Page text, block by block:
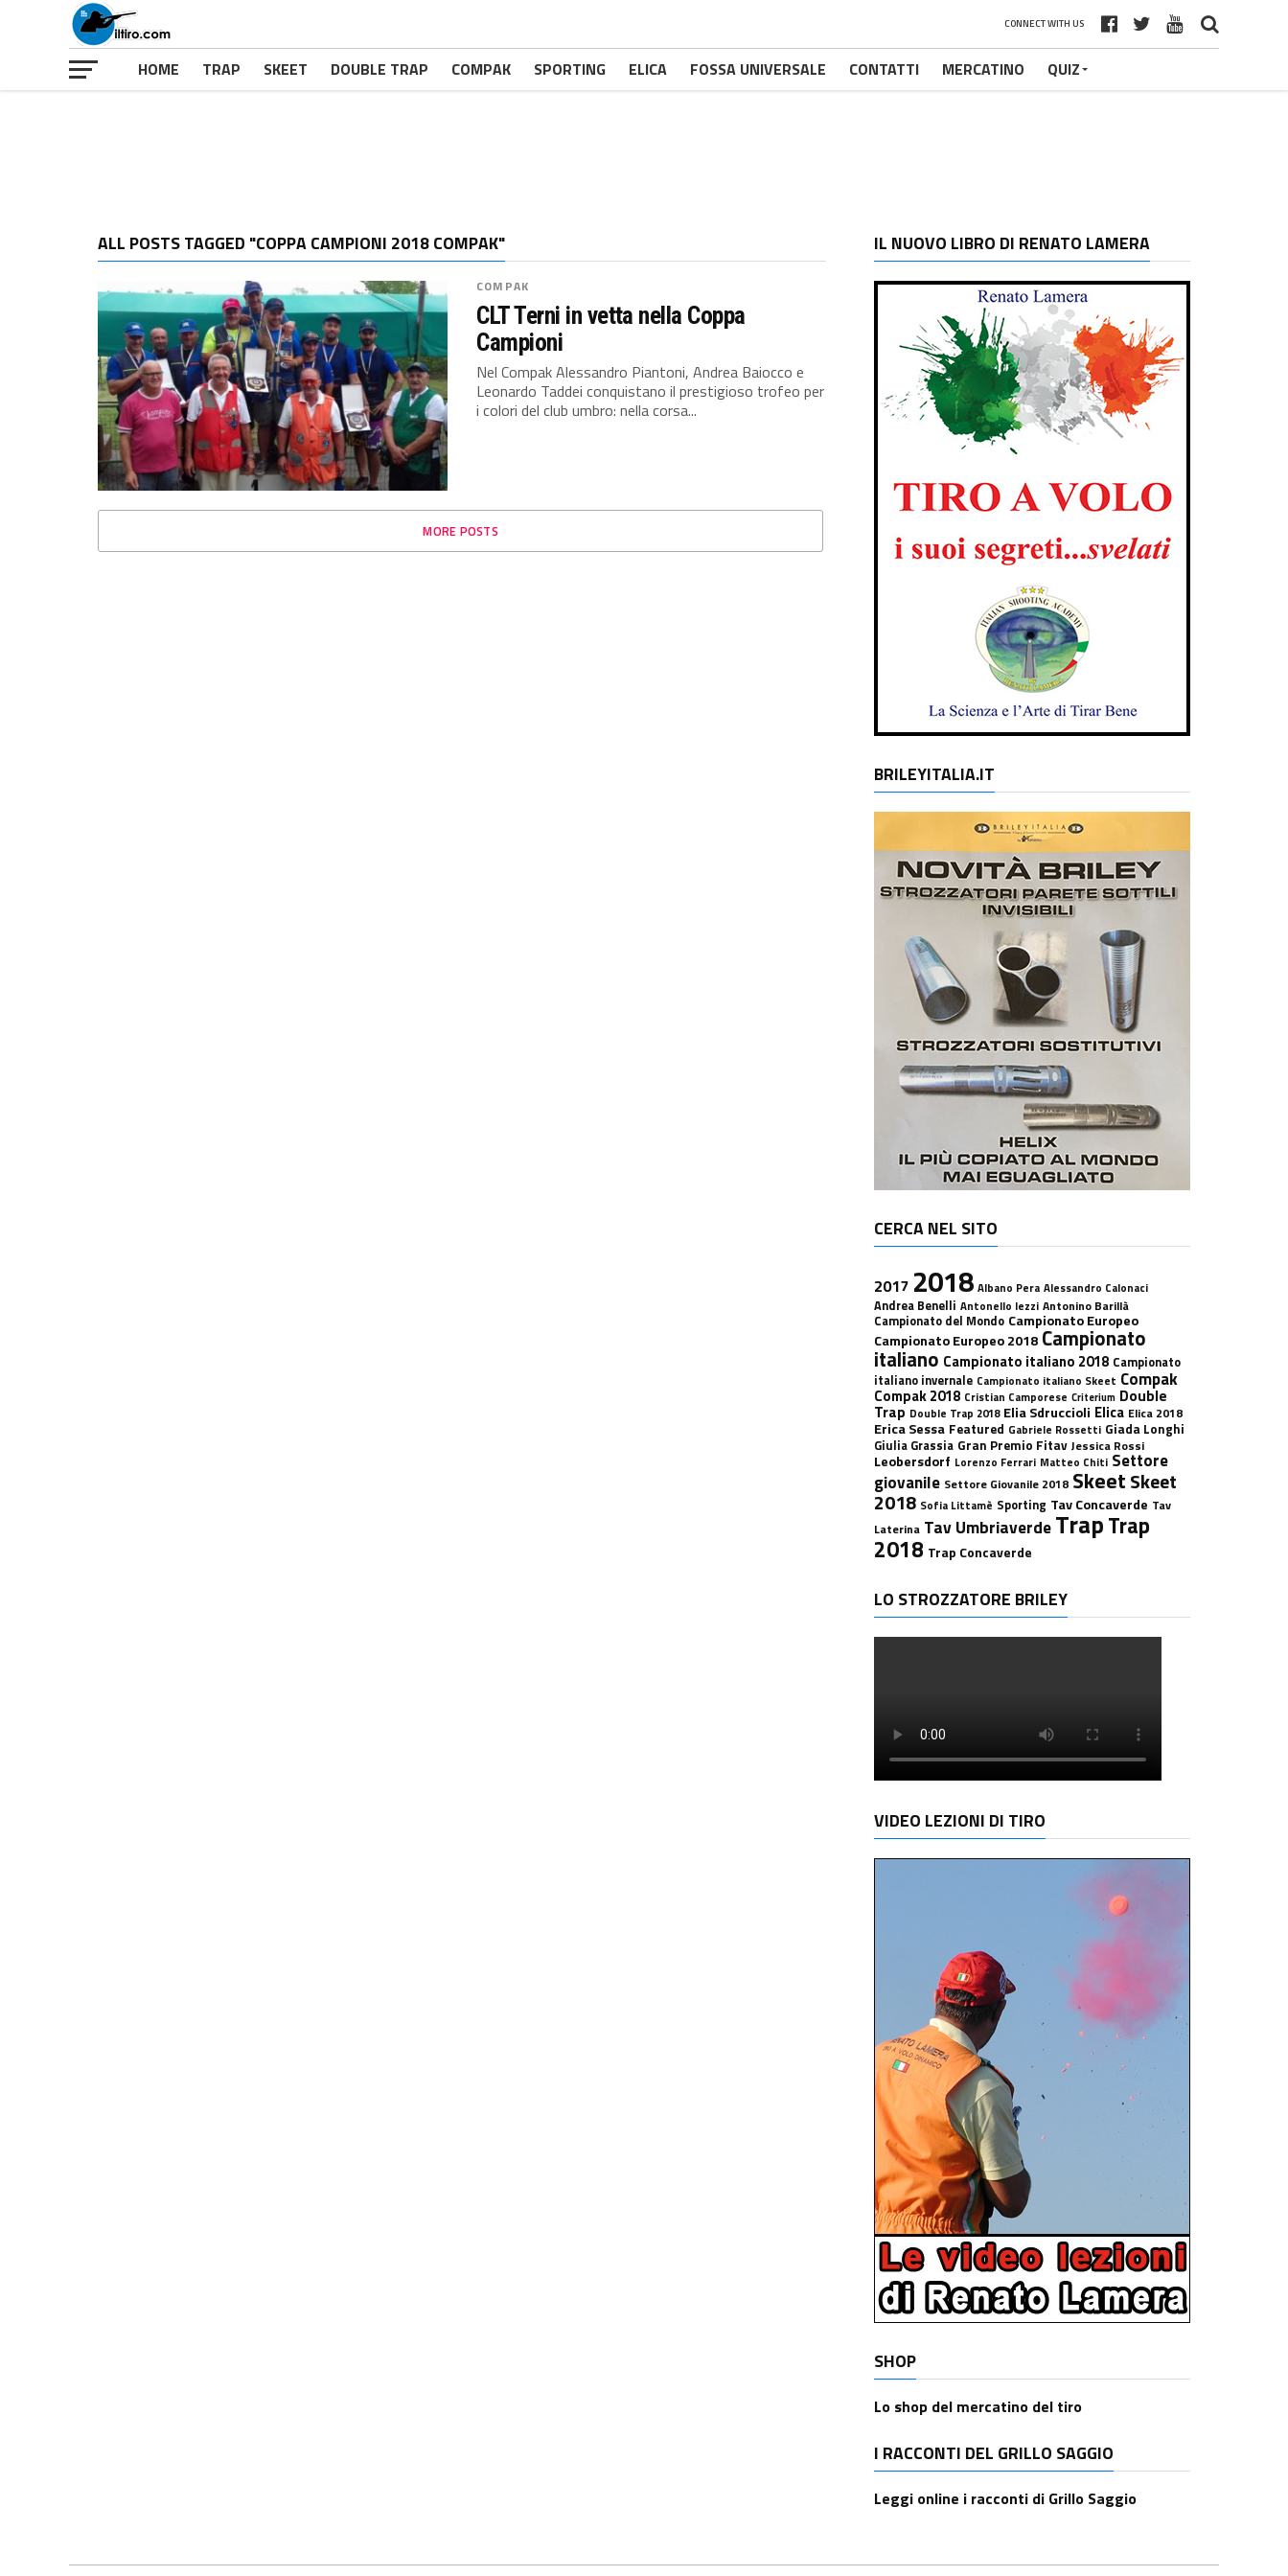
CONNECT WITH US
HOME TRAP SKEET DOUBLE TRAP COMPAK SPORTING ELICA FOSSA UNIVERSALE CONTATTI MERCATINO QUIZ
ALL POSTS TAGGED "COPPA CAMPIONI 2018 COMPAK"
COMPAK
CLT Terni in vetta nella Coppa
Campioni
Nel Compak Alessandro Piantoni, Andrea Baiocco e
Leonardo Taddei conquistano il prestigioso trofeo per
i colori del club umbro: nella corsa...
MORE POSTS
IL NUOVO LIBRO DI RENATO LAMERA
BRILEYITALIA.IT
CERCA NEL SITO
2017 2018 Albano Pera Alessandro Calonaci
Andrea Benelli Antonello Iezzi Antonino Barillà
Campionato del Mondo Campionato Europeo
Campionato Europeo 2018 Campionato
italiano Campionato italiano 2018 Campionato
italiano invernale Campionato italiano Skeet Compak
Compak 2018 Cristian Camporese Criterium Double
Trap Double Trap 2018 Elia Sdruccioli Elica Elica 2018
Erica Sessa Featured Gabriele Rossetti Giada Longhi
Giulia Grassia Gran Premio Fitav Jessica Rossi
Leobersdorf Lorenzo Ferrari Matteo Chiti Settore
giovanile Settore Giovanile 2018 SkeetSkeet
2018 Sofia Littamè Sporting Tav Concaverde Tav
Laterina Tav UmbriaverdeTrapTrap
2018 Trap Concaverde
LO STROZZATORE BRILEY
VIDEO LEZIONI DI TIRO
SHOP
Lo shop del mercatino del tiro
I RACCONTI DEL GRILLO SAGGIO
Leggi online i racconti di Grillo Saggio